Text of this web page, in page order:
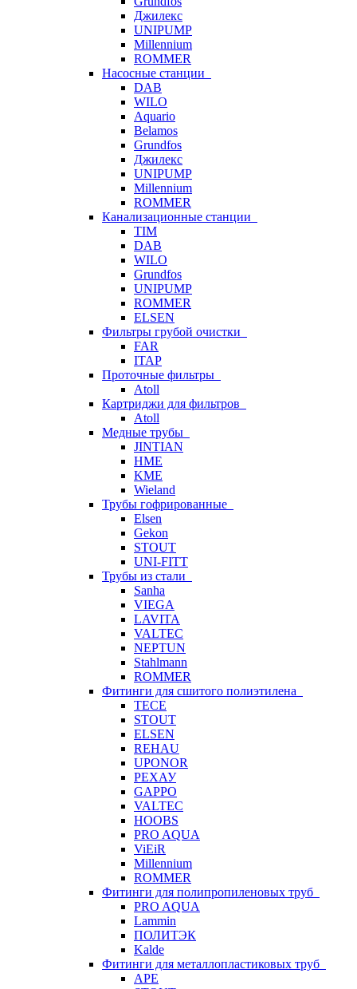
Джилекс
UNIPUMP
Millennium
ROMMER
Насосные станции
DAB
WILO
Aquario
Belamos
Grundfos
Джилекс
UNIPUMP
Millennium
ROMMER
Канализационные станции
TIM
DAB
WILO
Grundfos
UNIPUMP
ROMMER
ELSEN
Фильтры грубой очистки
FAR
ITAP
Проточные фильтры
Atoll
Картриджи для фильтров
Atoll
Медные трубы
JINTIAN
HME
KME
Wieland
Трубы гофрированные
Elsen
Gekon
STOUT
UNI-FITT
Трубы из стали
Sanha
VIEGA
LAVITA
VALTEC
NEPTUN
Stahlmann
ROMMER
Фитинги для сшитого полиэтилена
TECE
STOUT
ELSEN
REHAU
UPONOR
РЕХАУ
GAPPO
VALTEC
HOOBS
PRO AQUA
ViEiR
Millennium
ROMMER
Фитинги для полипропиленовых труб
PRO AQUA
Lammin
ПОЛИТЭК
Kalde
Фитинги для металлопластиковых труб
APE